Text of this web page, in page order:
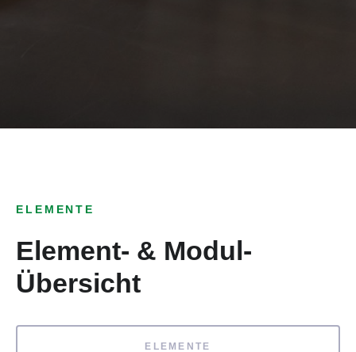
ELEMENTE
Element- & Modul-
Übersicht
ELEMENTE